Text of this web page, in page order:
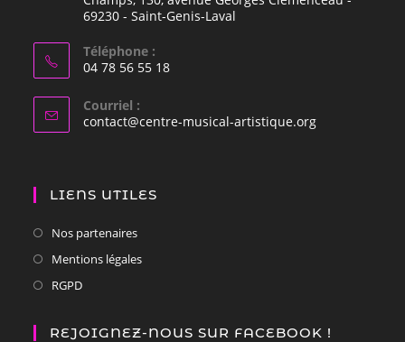
69230 - Saint-Genis-Laval
Téléphone :
04 78 56 55 18
Courriel :
contact@centre-musical-artistique.org
LIENS UTILES
Nos partenaires
Mentions légales
RGPD
REJOIGNEZ-NOUS SUR FACEBOOK !